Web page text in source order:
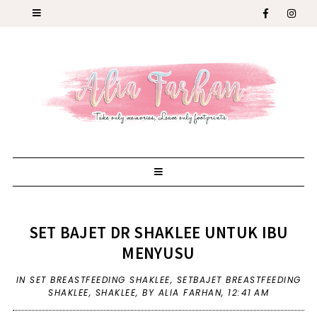
SET BAJET DR SHAKLEE UNTUK IBU
MENYUSU
IN SET BREASTFEEDING SHAKLEE, SETBAJET BREASTFEEDING
SHAKLEE, SHAKLEE, BY ALIA FARHAN, 12:41 AM